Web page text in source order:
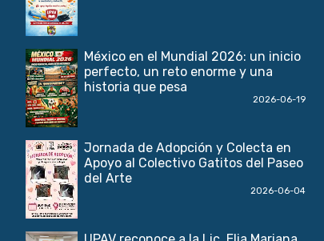
México en el Mundial 2026: un inicio
perfecto, un reto enorme y una
historia que pesa
2026-06-19
Jornada de Adopción y Colecta en
Apoyo al Colectivo Gatitos del Paseo
del Arte
2026-06-04